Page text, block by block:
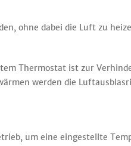
ohne dabei die Luft zu
Thermostat ist zur
werden die
um eine eingestellte